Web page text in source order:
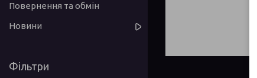
Повернення та обмін
Новини
Фільтри